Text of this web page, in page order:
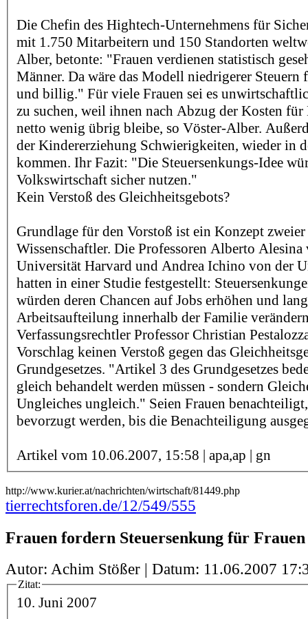
Die Chefin des Hightech-Unternehmens für
mit 1.750 Mitarbeitern und 150 Standorten
Alber, betonte: "Frauen verdienen statistisch
Männer. Da wäre das Modell niedrigerer Steuern
und billig." Für viele Frauen sei es
zu suchen, weil ihnen nach Abzug der Kosten
netto wenig übrig bleibe, so Vöster-Alber.
der Kindererziehung Schwierigkeiten, wieder in
kommen. Ihr Fazit: "Die Steuersenkungs-Idee
Volkswirtschaft sicher nutzen."
Kein Verstoß des Gleichheitsgebots?
Grundlage für den Vorstoß ist ein Konzept
Wissenschaftler. Die Professoren Alberto
Universität Harvard und Andrea Ichino von der
hatten in einer Studie festgestellt:
würden deren Chancen auf Jobs erhöhen und
Arbeitsaufteilung innerhalb der Familie
Verfassungsrechtler Professor Christian
Vorschlag keinen Verstoß gegen das
Grundgesetzes. "Artikel 3 des Grundgesetzes
gleich behandelt werden müssen - sondern
Ungleiches ungleich." Seien Frauen
bevorzugt werden, bis die Benachteiligung
Artikel vom 10.06.2007, 15:58 | apa,ap | gn
http://www.kurier.at/nachrichten/wirtschaft/81449.php
tierrechtsforen.de/12/549/555
Frauen fordern Steuersenkung für Frauen
Autor: Achim Stößer | Datum: 11.06.2007
Zitat:
10. Juni 2007